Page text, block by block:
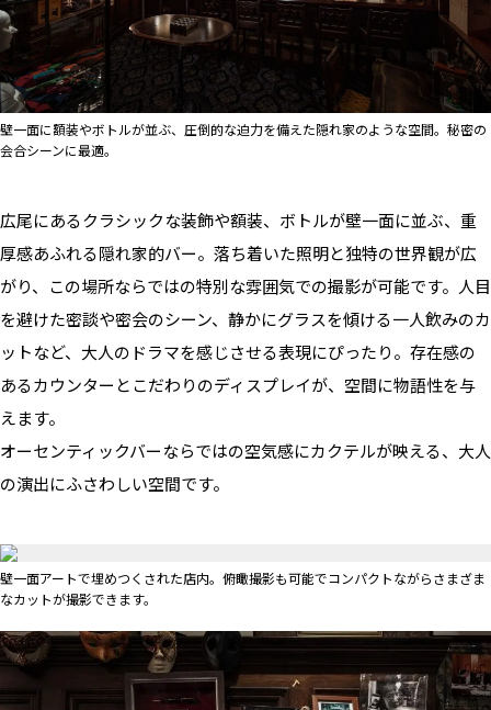
壁一面に額装やボトルが並ぶ、圧倒的な迫力を備えた隠れ家のような空間。秘密の
会合シーンに最適。
広尾にあるクラシックな装飾や額装、ボトルが壁一面に並ぶ、重
厚感あふれる隠れ家的バー。落ち着いた照明と独特の世界観が広
がり、この場所ならではの特別な雰囲気での撮影が可能です。人目
を避けた密談や密会のシーン、静かにグラスを傾ける一人飲みのカ
ットなど、大人のドラマを感じさせる表現にぴったり。存在感の
あるカウンターとこだわりのディスプレイが、空間に物語性を与
えます。
オーセンティックバーならではの空気感にカクテルが映える、大人
の演出にふさわしい空間です。
壁一面アートで埋めつくされた店内。俯瞰撮影も可能でコンパクトながらさまざま
なカットが撮影できます。